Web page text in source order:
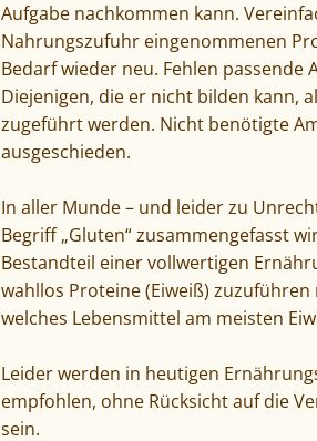
Aufgabe nachkommen kann.
Nahrungszufuhr eingenommenen
Bedarf wieder neu. Fehlen
Diejenigen, die er nicht bilden kann,
zugeführt werden. Nicht benötigte
ausgeschieden.
In aller Munde – und leider zu
Begriff „Gluten“ zusammengefasst
Bestandteil einer vollwertigen
wahllos Proteine (Eiweiß)
welches Lebensmittel am meisten
Leider werden in heutigen
empfohlen, ohne Rücksicht auf die
sein.